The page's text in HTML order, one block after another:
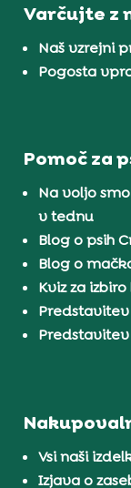
Varčujte z
Naš vzrejni
Pogosta
Pomoč za
Na voljo
v tednu
Blog o psih
Blog o
Kviz za
Vsi naši
Izjava o